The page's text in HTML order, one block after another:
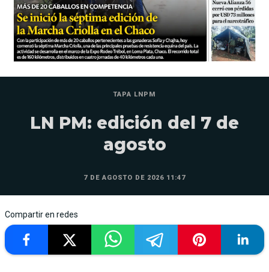
TAPA LNPM
LN PM: edición del 7 de
agosto
7 DE AGOSTO DE 2026 11:47
Compartir en redes